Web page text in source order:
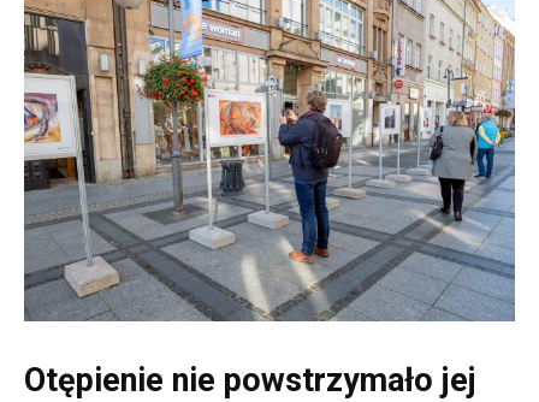
Otępienie nie powstrzymało jej